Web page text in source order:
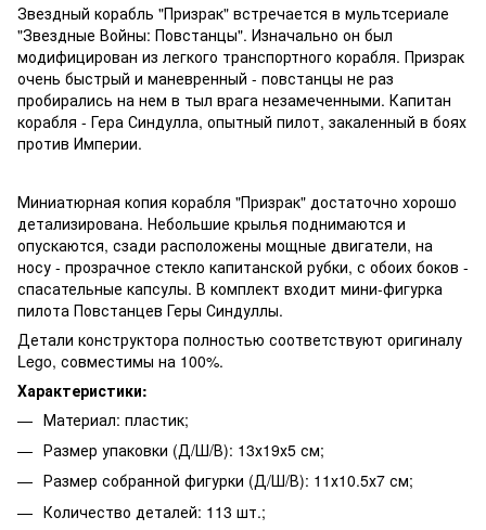
Звездный корабль "Призрак" встречается в мультсериале
"Звездные Войны: Повстанцы". Изначально он был
модифицирован из легкого транспортного корабля. Призрак
очень быстрый и маневренный - повстанцы не раз
пробирались на нем в тыл врага незамеченными. Капитан
корабля - Гера Синдулла, опытный пилот, закаленный в боях
против Империи.
Миниатюрная копия корабля "Призрак" достаточно хорошо
детализирована. Небольшие крылья поднимаются и
опускаются, сзади расположены мощные двигатели, на
носу - прозрачное стекло капитанской рубки, с обоих боков -
спасательные капсулы. В комплект входит мини-фигурка
пилота Повстанцев Геры Синдуллы.
Детали конструктора полностью соответствуют оригиналу
Lego, совместимы на 100%.
Характеристики:
Материал: пластик;
Размер упаковки (Д/Ш/В): 13х19х5 см;
Размер собранной фигурки (Д/Ш/В): 11х10.5х7 см;
Количество деталей: 113 шт.;